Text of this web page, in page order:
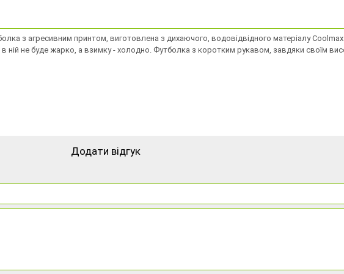
з агресивним принтом, виготовлена з дихаючого, водовідвідного матеріалу
ній не буде жарко, а взимку - холодно. Футболка з коротким рукавом, завдяки своїм
Додати відгук